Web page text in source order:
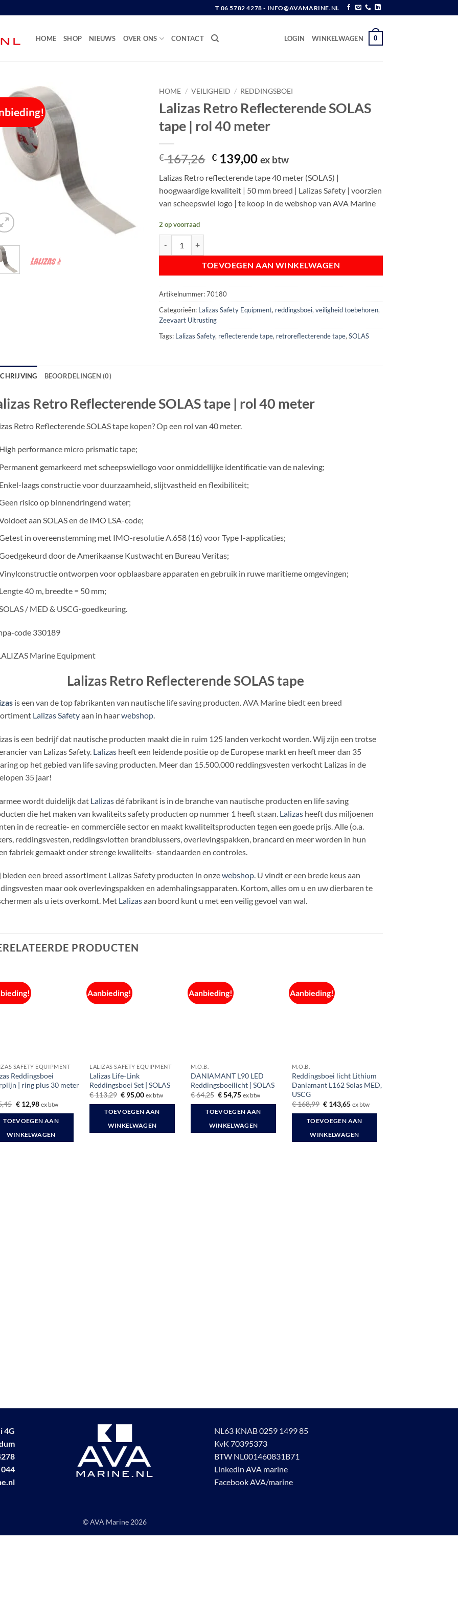
T 06 5782 4278 - INFO@AVAMARINE.NL
HOME SHOP NIEUWS OVER ONS CONTACT LOGIN WINKELWAGEN 0
HOME / VEILIGHEID / REDDINGSBOEI
Lalizas Retro Reflecterende SOLAS
tape | rol 40 meter
€167,26 Oorspronkelijke
was:
€ 167,26.
€139,00Huidige
is:
€ 139,00.
ex btw
Lalizas Retro reflecterende tape 40 meter (SOLAS) |
hoogwaardige kwaliteit | 50 mm breed | Lalizas Safety | voorzien
van scheepswiel logo | te koop in de webshop van AVA Marine
2 op voorraad
TOEVOEGEN AAN WINKELWAGEN
Artikelnummer:70180
Categorieën: Lalizas Safety Equipment, reddingsboei,veiligheid toebehoren,
Zeevaart Uitrusting
Tags: Lalizas Safety, reflecterende tape, retroreflecterende tape,SOLAS
BEOORDELINGEN (0)
Retro Reflecterende SOLAS tape | rol 40 meter
Retro Reflecterende SOLAS tape kopen? Op een rol van 40 meter.
High performance micro prismatic tape;
Permanent gemarkeerd met scheepswiellogo voor onmiddellijke identificatie van de naleving;
Enkel-laags constructie voor duurzaamheid, slijtvastheid en flexibiliteit;
risico op binnendringend water;
aan SOLAS en de IMO LSA-code;
in overeenstemming met IMO-resolutie A.658 (16) voor Type I-applicaties;
door de Amerikaanse Kustwacht en Bureau Veritas;
ontworpen voor opblaasbare apparaten en gebruik in ruwe maritieme omgevingen;
Lengte 40 m, breedte = 50 mm;
/ MED & USCG-goedkeuring.
code 330189
Lalizas Retro Reflecterende SOLAS tape
is een van de top fabrikanten van nautische life saving producten. AVA Marine biedt een breed
Lalizas Safetyaan in haarwebshop.
is een bedrijf dat nautische producten maakt die in ruim 125 landen verkocht worden. Wij zijn een trotse
van Lalizas Safety. Lalizasheeft een leidende positie op de Europese markt en heeft meer dan 35
op het gebied van life saving producten. Meer dan 15.500.000 reddingsvesten verkocht Lalizas in de
35 jaar!
wordt duidelijk dat Lalizasdé fabrikant is in de branche van nautische producten en life saving
die het maken van kwaliteits safety producten op nummer 1 heeft staan. Lalizasheeft dus miljoenen
in de recreatie- en commerciële sector en maakt kwaliteitsproducten tegen een goede prijs. Alle (o.a.
reddingsvesten, reddingsvlotten brandblussers, overlevingspakken, brancard en meer worden in hun
fabriek gemaakt onder strenge kwaliteits- standaarden en controles.
bieden een breed assortiment Lalizas Safety producten in onzewebshop. U vindt er een brede keus aan
maar ook overlevingspakken en ademhalingsapparaten. Kortom, alles om u en uw dierbaren te
als u iets overkomt. Met Lalizasaan boord kunt u met een veilig gevoel van wal.
PRODUCTEN
SAFETY EQUIPMENT
Reddingsboei
| ring plus 30 meter
Oorspronkelijke
was:
€ 15,45.
€12,98Huidige
is:
€ 12,98.
ex btw
TOEVOEGEN AAN
WINKELWAGEN
Aanbieding!
LALIZAS SAFETY EQUIPMENT
Lalizas Life-Link
Reddingsboei Set | SOLAS
€113,29 Oorspronkelijke
prijs
was:
€ 113,29.
€ 95,00Huidige
is:
€ 95,00.
ex btw
TOEVOEGEN AAN
WINKELWAGEN
Aanbieding!
M.O.B.
DANIAMANT L90 LED
Reddingsboeilicht | SOLAS
€64,25 Oorspronkelijke
prijs
was:
€ 64,25.
€54,75Huidige
is:
€ 54,75.
ex btw
TOEVOEGEN AAN
WINKELWAGEN
Aanbieding!
M.O.B.
Reddingsboei licht Lithium
Daniamant L162 Solas MED,
USCG
€168,99 Oorspronkelijke
was:
€ 168,99.
€ 143,65Huidige
is:
€ 143,65.
ex btw
TOEVOEGEN AAN
WINKELWAGEN
4G
NL63 KNAB 0259 1499 85
KvK 70395373
BTW NL001460831B71
Linkedin AVA marine
Facebook AVA/marine
© AVA Marine2026